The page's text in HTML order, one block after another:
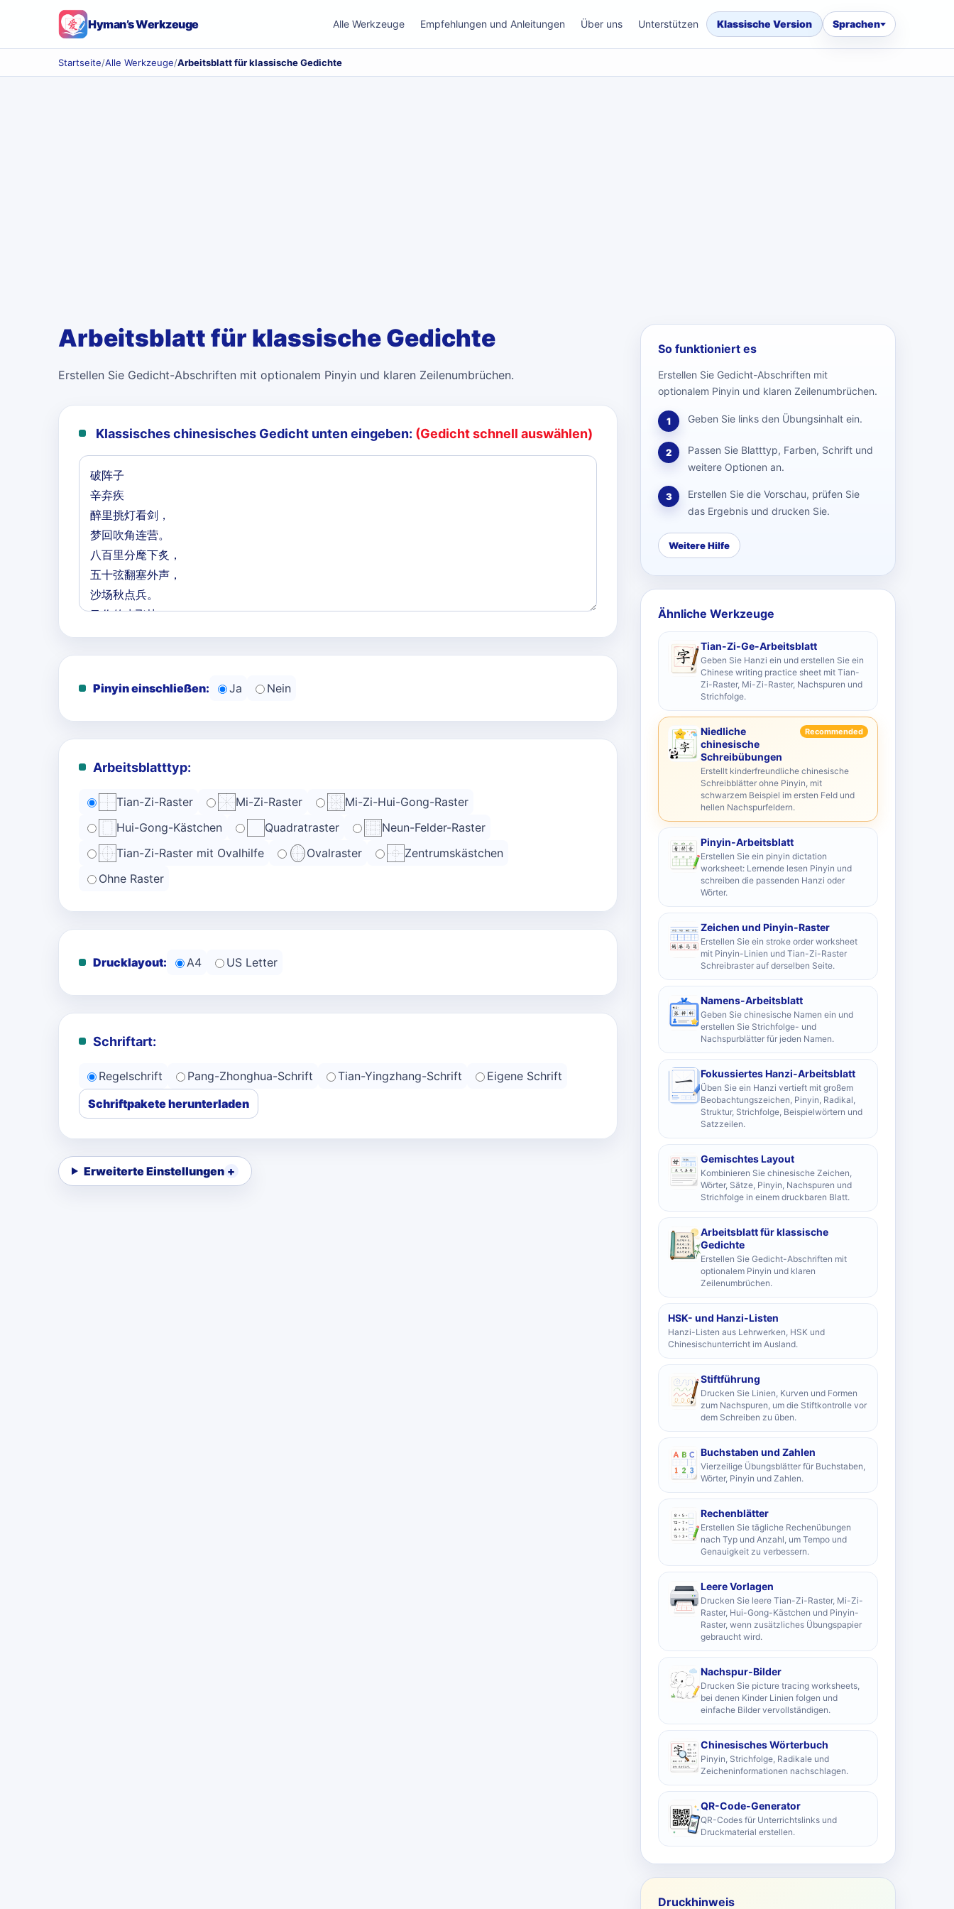
Hyman’s Werkzeuge Alle Werkzeuge Empfehlungen und Anleitungen Über uns Unterstützen Klassische Version Sprachen
Startseite/Alle Werkzeuge/Arbeitsblatt für klassische Gedichte
Arbeitsblatt für klassische Gedichte
Erstellen Sie Gedicht-Abschriften mit optionalem Pinyin und klaren Zeilenumbrüchen.
Klassisches chinesisches Gedicht unten eingeben: (Gedicht schnell auswählen)
Pinyin einschließen: Ja Nein
Arbeitsblatttyp:
Tian-Zi-Raster Mi-Zi-Raster
Mi-Zi-Hui-Gong-Raster
Hui-Gong-Kästchen
Quadratraster
Neun-Felder-Raster
Tian-Zi-Raster mit Ovalhilfe
Ovalraster
Zentrumskästchen
Ohne Raster
Drucklayout: A4 US Letter
Schriftart:
Regelschrift Pang-Zhonghua-Schrift Tian-Yingzhang-Schrift
Eigene Schrift
Schriftpakete herunterladen
Erweiterte Einstellungen
So funktioniert es
Erstellen Sie Gedicht-Abschriften mit
optionalem Pinyin und klaren Zeilenumbrüchen.
1 Geben Sie links den Übungsinhalt ein.
2
Passen Sie Blatttyp, Farben, Schrift und
weitere Optionen an.
3
Erstellen Sie die Vorschau, prüfen Sie
das Ergebnis und drucken Sie.
Weitere Hilfe
Ähnliche Werkzeuge
Tian-Zi-Ge-Arbeitsblatt
Geben Sie Hanzi ein und erstellen Sie ein
Chinese writing practice sheet mit Tian-
Zi-Raster, Mi-Zi-Raster, Nachspuren und
Strichfolge.
Niedliche
chinesische
Schreibübungen
Recommended
Erstellt kinderfreundliche chinesische
Schreibblätter ohne Pinyin, mit
schwarzem Beispiel im ersten Feld und
hellen Nachspurfeldern.
Pinyin-Arbeitsblatt
Erstellen Sie ein pinyin dictation
worksheet: Lernende lesen Pinyin und
schreiben die passenden Hanzi oder
Wörter.
Zeichen und Pinyin-Raster
Erstellen Sie ein stroke order worksheet
mit Pinyin-Linien und Tian-Zi-Raster
Schreibraster auf derselben Seite.
Namens-Arbeitsblatt
Geben Sie chinesische Namen ein und
erstellen Sie Strichfolge- und
Nachspurblätter für jeden Namen.
Fokussiertes Hanzi-Arbeitsblatt
Üben Sie ein Hanzi vertieft mit großem
Beobachtungszeichen, Pinyin, Radikal,
Struktur, Strichfolge, Beispielwörtern und
Satzzeilen.
Gemischtes Layout
Kombinieren Sie chinesische Zeichen,
Wörter, Sätze, Pinyin, Nachspuren und
Strichfolge in einem druckbaren Blatt.
Arbeitsblatt für klassische
Gedichte
Erstellen Sie Gedicht-Abschriften mit
optionalem Pinyin und klaren
Zeilenumbrüchen.
HSK- und Hanzi-Listen
Hanzi-Listen aus Lehrwerken, HSK und
Chinesischunterricht im Ausland.
Stiftführung
Drucken Sie Linien, Kurven und Formen
zum Nachspuren, um die Stiftkontrolle vor
dem Schreiben zu üben.
Buchstaben und Zahlen
Vierzeilige Übungsblätter für Buchstaben,
Wörter, Pinyin und Zahlen.
Rechenblätter
Erstellen Sie tägliche Rechenübungen
nach Typ und Anzahl, um Tempo und
Genauigkeit zu verbessern.
Leere Vorlagen
Drucken Sie leere Tian-Zi-Raster, Mi-Zi-
Raster, Hui-Gong-Kästchen und Pinyin-
Raster, wenn zusätzliches Übungspapier
gebraucht wird.
Nachspur-Bilder
Drucken Sie picture tracing worksheets,
bei denen Kinder Linien folgen und
einfache Bilder vervollständigen.
Chinesisches Wörterbuch
Pinyin, Strichfolge, Radikale und
Zeicheninformationen nachschlagen.
QR-Code-Generator
QR-Codes für Unterrichtslinks und
Druckmaterial erstellen.
Druckhinweis